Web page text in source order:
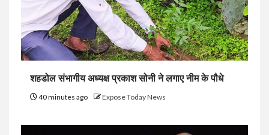
शहडोल संभागीय अध्यक्ष प्रकाश सोनी ने लगाए नीम के पौधे
40 minutes ago Expose Today News